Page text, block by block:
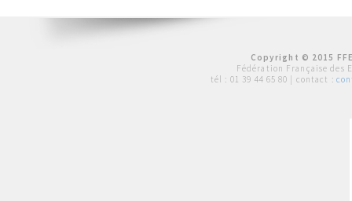
Copyright © 2015
Fédération Française des
tél : 01 39 44 65 80 | contact :